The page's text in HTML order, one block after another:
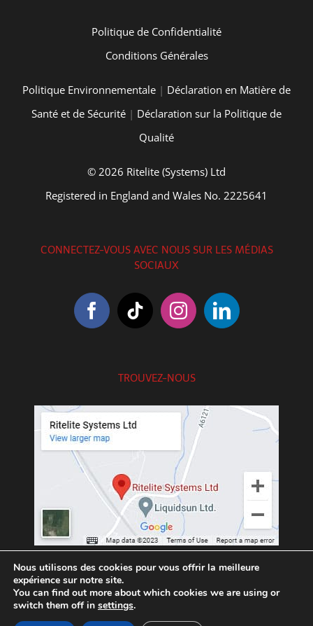
Politique de Confidentialité
Conditions Générales
Politique Environnementale | Déclaration en Matière de
Santé et de Sécurité | Déclaration sur la Politique de
Qualité
© 2026 Ritelite (Systems) Ltd
Registered in England and Wales No. 2225641
CONNECTEZ-VOUS AVEC NOUS SUR LES MÉDIAS
SOCIAUX
TROUVEZ-NOUS
Nous utilisons des cookies pour vous offrir la meilleure
expérience sur notre site.
You can find out more about which cookies we are using or
switch them off in settings.